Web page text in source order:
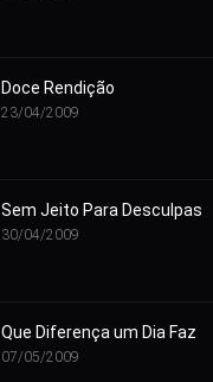
Doce Rendição
23/04/2009
Sem Jeito Para Desculpas
30/04/2009
Que Diferença um Dia Faz
07/05/2009